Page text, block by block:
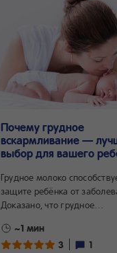
Почему грудное
вскармливание —
выбор для вашего
Грудное молоко
защите ребёнка от
Доказано, что грудное
такие детские
желудочно-кишечные
~1 мин
3
1